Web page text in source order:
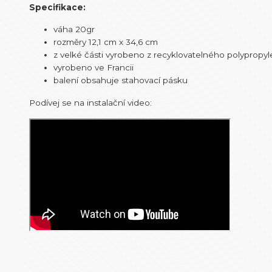
Specifikace:
váha 20gr
rozměry 12,1 cm x 34,6 cm
z velké části vyrobeno z recyklovatelného
vyrobeno ve Francii
balení obsahuje stahovací pásku
Podívej se na instalační video: